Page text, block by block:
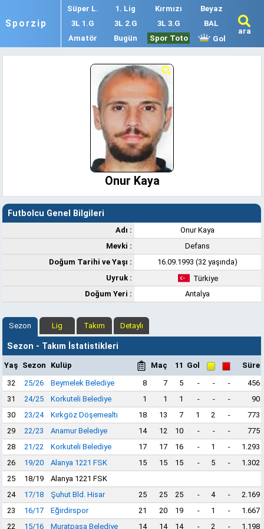
Sporzip
Süper L. 1. Lig Kırmızı
Beyaz
3L 1.G
3L 2.G 3L 3.G
BAL
Amatör
Bugün Spor Toto Gol
ara
Onur Kaya
Futbolcu Genel Bilgileri
Adı :
Onur Kaya
Mevki :
Defans
Doğum Tarihi ve Yaşı :
16.09.1993 (32 yaşında)
Uyruk :
Türkiye
Doğum Yeri :
Antalya
Sezon Lig Takım Detaylı
Sezon - Takım İstatistikleri
Yaş Sezon Kulüp Maç 11 Gol
Süre
32
25/26 Beymelek Belediye 8 7 5 - - -
456
31
24/25 Korkuteli Belediye 1 1 1 - - -
90
30
23/24 Kırkgöz Döşemealtı 18 13 7 1 2 -
773
29
22/23 Anamur Belediye 14 12 10 - - -
775
28
21/22 Korkuteli Belediye 17 17 16 - 1 -
1.293
26
19/20 Alanya 1221 FSK 15 15 15 - 5 -
1.302
25
18/19
Alanya 1221 FSK
24
17/18 Şuhut Bld. Hisar 25 25 25 - 4 -
2.169
23
16/17 Eğirdirspor 21 20 19 - 1 -
1.667
22
15/16 Muratpaşa Belediye 14 14 14 - 2 - 1.198